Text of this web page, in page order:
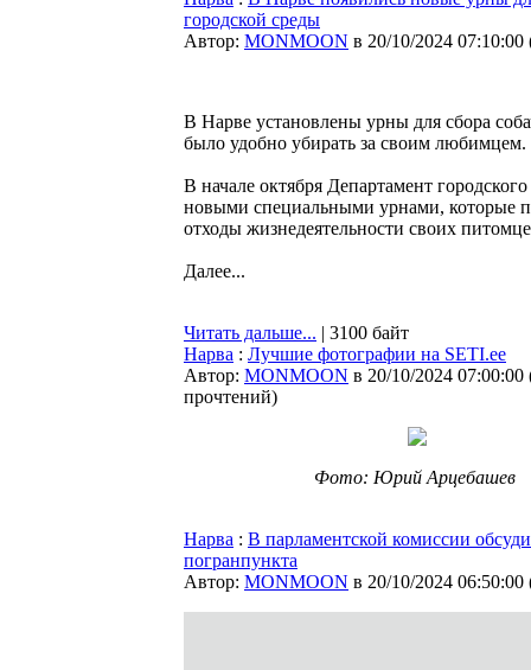
городской среды
Автор: MONMOON в 20/10/2024 07:10:00
В Нарве установлены урны для сбора
было удобно убирать за своим любимцем.
В начале октября Департамент
новыми специальными урнами, которые
отходы жизнедеятельности своих
Далее...
Читать дальше... | 3100 байт
Нарва : Лучшие фотографии на SETI.ee
Автор: MONMOON в 20/10/2024 07:00:00
прочтений)
Фото: Юрий Арцебашев
Нарва : В парламентской комиссии
погранпункта
Автор: MONMOON в 20/10/2024 06:50:00